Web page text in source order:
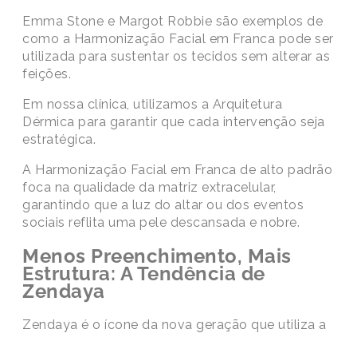
Emma Stone e Margot Robbie são exemplos de
como a Harmonização Facial em Franca pode ser
utilizada para sustentar os tecidos sem alterar as
feições.
Em nossa clínica, utilizamos a Arquitetura
Dérmica para garantir que cada intervenção seja
estratégica.
A Harmonização Facial em Franca de alto padrão
foca na qualidade da matriz extracelular,
garantindo que a luz do altar ou dos eventos
sociais reflita uma pele descansada e nobre.
Menos Preenchimento, Mais
Estrutura: A Tendência de
Zendaya
Zendaya é o ícone da nova geração que utiliza a